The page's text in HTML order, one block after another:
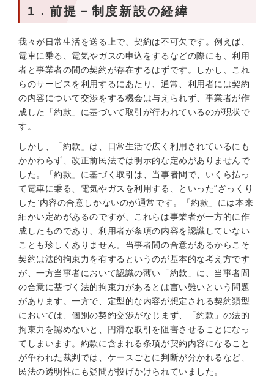
1．前提－制度新設の経緯
我々が日常生活を送る上で、契約は不可欠です。例えば、
電車に乗る、電気やガスの申込をするなどの際にも、利用
者と事業者の間の契約が存在するはずです。しかし、これ
らのサービスを利用するにあたり、通常、利用者には契約
の内容について交渉をする機会は与えられず、事業者が作
成した「約款」に基づいて取引が行われているのが現状で
す。
しかし、「約款」は、日常生活で広く利用されているにも
かかわらず、改正前民法では明示的な定めがありませんで
した。「約款」に基づく取引は、当事者間で、いくら払っ
て電車に乗る、電気やガスを利用する、といった“ざっくり
した”内容の合意しかないのが通常です。「約款」には本来
細かい定めがあるのですが、これらは事業者が一方的に作
成したものであり、利用者が条項の内容を認識していない
ことも珍しくありません。当事者間の合意があるからこそ
契約は法的拘束力を有するというのが基本的な考え方です
が、一方当事者において認識の薄い「約款」に、当事者間
の合意に基づく法的拘束力があるとは言い難いという問題
があります。一方で、定型的な内容が想定される契約類型
においては、個別の契約交渉がなじまず、「約款」の法的
拘束力を認めないと、円滑な取引を阻害させることになっ
てしまいます。約款に含まれる条項が契約内容になること
が争われた裁判では、ケースごとに判断が分かれるなど、
民法の透明性にも疑問が投げかけられていました。